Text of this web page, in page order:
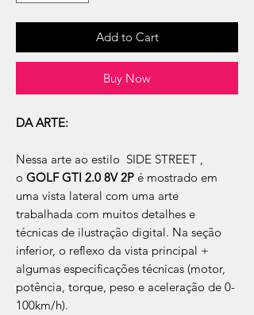
Add to Cart
Buy Now
DA ARTE:
Nessa arte ao estilo SIDE STREET ,
o GOLF GTI 2.0 8V 2P é mostrado em
uma vista lateral com uma arte
trabalhada com muitos detalhes e
técnicas de ilustração digital. Na seção
inferior, o reflexo da vista principal +
algumas especificações técnicas (motor,
potência, torque, peso e aceleração de 0-
100km/h).